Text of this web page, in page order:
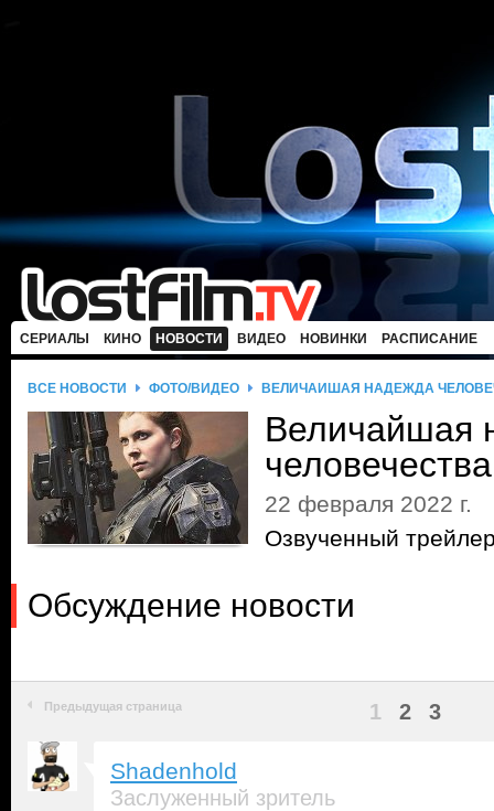
СЕРИАЛЫ КИНО НОВОСТИ ВИДЕО НОВИНКИ РАСПИСАНИЕ
ВСЕ НОВОСТИ ФОТО/ВИДЕО ВЕЛИЧАЙШАЯ НАДЕЖДА
Величайшая
человечества
22 февраля 2022 г.
Озвученный
Обсуждение новости
Предыдущая страница 1 2 3
Shadenhold
Заслуженный зритель